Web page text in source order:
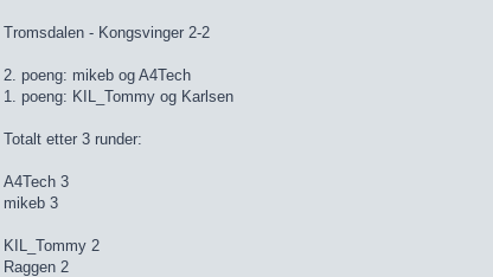
Tromsdalen - Kongsvinger 2-2
2. poeng: mikeb og A4Tech
1. poeng: KIL_Tommy og Karlsen
Totalt etter 3 runder:
A4Tech 3
mikeb 3
KIL_Tommy 2
Raggen 2